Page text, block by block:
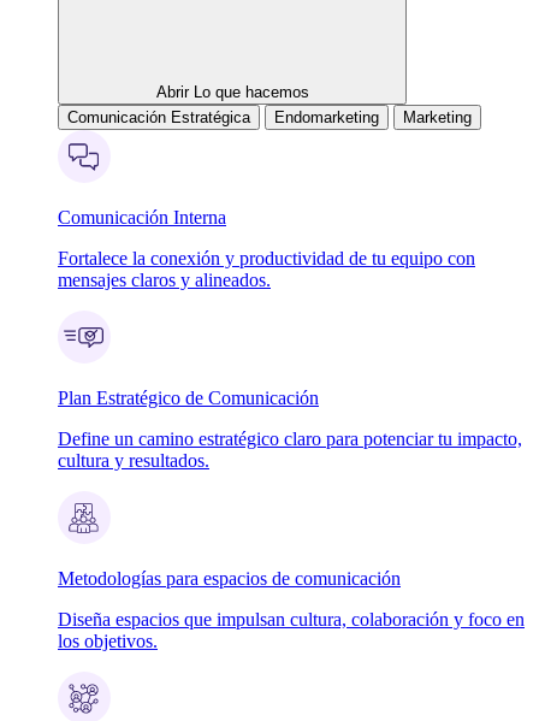
Abrir Lo que hacemos
Comunicación Estratégica
Endomarketing Marketing
Comunicación Interna
Fortalece la conexión y productividad de tu equipo con
mensajes claros y alineados.
Plan Estratégico de Comunicación
Define un camino estratégico claro para potenciar tu impacto,
cultura y resultados.
Metodologías para espacios de comunicación
Diseña espacios que impulsan cultura, colaboración y foco en
los objetivos.